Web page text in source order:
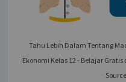
Tahu Lebih Dalam Tentang
Ekonomi Kelas 12 - Belajar